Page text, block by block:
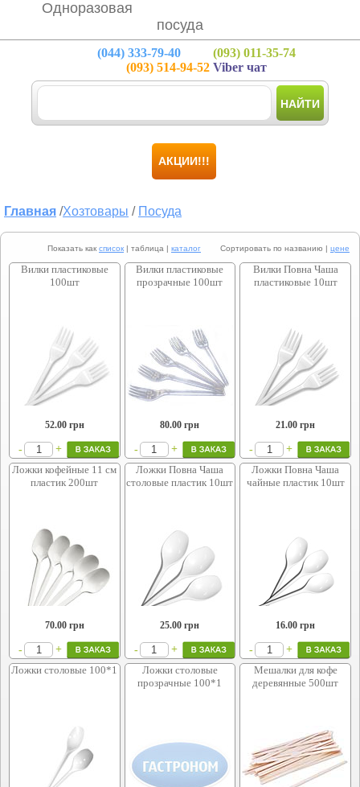
Одноразовая
посуда
(044) 333-79-40 (093) 011-35-74
(093) 514-94-52Viber чат
НАЙТИ
АКЦИИ!!!
Главная /Хозтовары / Посуда
Показать как список | таблица | каталог Сортировать по названию | цене
Вилки пластиковые
100шт
52.00грн
- +
Вилки пластиковые
прозрачные 100шт
80.00 грн
- +
Вилки Повна Чаша
пластиковые 10шт
21.00 грн
-
+
Ложки кофейные 11 см
пластик 200шт
70.00грн
- +
Ложки Повна Чаша
столовые пластик 10шт
25.00 грн
- +
Ложки Повна Чаша
чайные пластик 10шт
16.00 грн
-
+
Ложки столовые 100*1
Ложки столовые
прозрачные 100*1
Мешалки для кофе
деревянные 500шт